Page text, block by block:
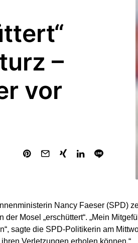
–
vor
Nancy Faeser (SPD)
der Mosel „erschüttert“. „Mein
sagte die SPD-Politikerin am
Verletzungen erholen können.“